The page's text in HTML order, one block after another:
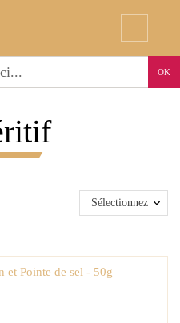
OK
Sélectionnez
et Pointe de sel - 50g